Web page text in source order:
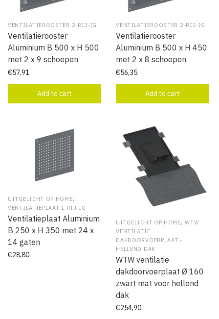
VENTILATIEROOSTER 2-RIJ-IG
Ventilatierooster
Aluminium B 500 x H 500
met 2 x 9 schoepen
€57,91
Add to cart
VENTILATIEROOSTER 2-RIJ-IG
Ventilatierooster
Aluminium B 500 x H 450
met 2 x 8 schoepen
€56,35
Add to cart
UITGELICHT OP HOME,
VENTILATIEPLAAT 1 RIJ-IG
Ventilatieplaat Aluminium
B 250 x H 350 met 24 x
14 gaten
€28,80
UITGELICHT OP HOME,WTW
VENTILATIE
DAKDOORVOERPLAAT -
HELLEND DAK
WTW ventilatie
dakdoorvoerplaat Ø 160
zwart mat voor hellend
dak
€254,90